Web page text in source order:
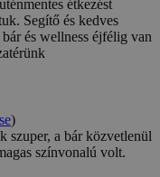
étkezést
Segítő és kedves
és wellness éjfélig van
)
szuper, a bár közvetlenül
színvonalú volt.